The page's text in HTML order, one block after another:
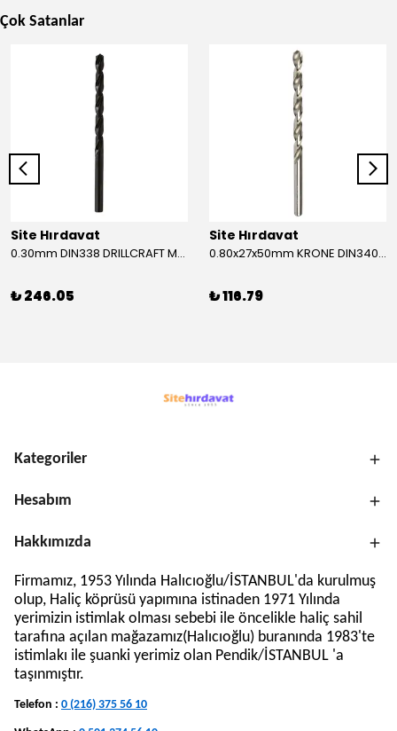
Çok Satanlar
Site Hırdavat
0.30mm DIN338 DRILLCRAFT MATKAP UCU HSS 10 Adet
₺ 246.05
Site Hırdavat
0.80x27x50mm KRONE DIN340 UZUN MATKAP UCU HSS 10 Adet
₺ 116.79
Kategoriler
Hesabım
Hakkımızda
Firmamız, 1953 Yılında Halıcıoğlu/İSTANBUL'da kurulmuş
olup, Haliç köprüsü yapımına istinaden 1971 Yılında
yerimizin istimlak olması sebebi ile öncelikle haliç sahil
tarafına açılan mağazamız(Halıcıoğlu) buranında 1983'te
istimlakı ile şuanki yerimiz olan Pendik/İSTANBUL 'a
taşınmıştır.
Telefon : 0 (216) 375 56 10